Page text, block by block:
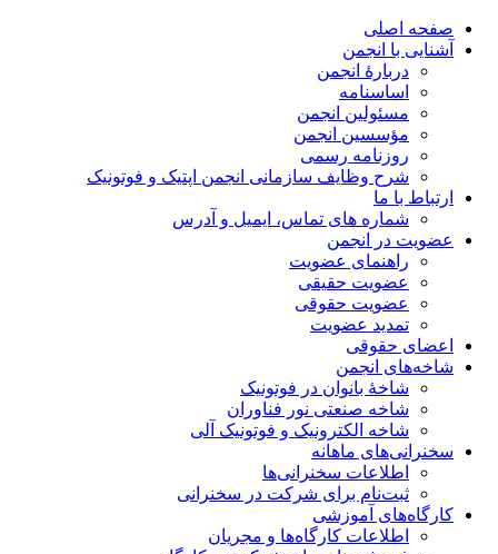
صفحه اصلی
آشنایی با انجمن
دربارۀ انجمن
اساسنامه
مسئولین انجمن
مؤسسین انجمن
روزنامه رسمی
شرح وظایف سازمانی انجمن اپتیک و فوتونیک
ارتباط با ما
شماره های تماس، ایمیل و آدرس
عضویت در انجمن
راهنمای عضویت
عضویت حقیقی
عضویت حقوقی
تمدید عضویت
اعضای حقوقی
شاخه‌های انجمن
شاخۀ بانوان در فوتونیک
شاخه صنعتی نور فناوران
شاخه‌ الکترونیک و فوتونیک آلی
سخنرانی‌های ماهانه
اطلاعات سخنرانی‌‌ها
ثبت‌نام برای شرکت در سخنرانی
کارگاه‌های آموزشی
اطلاعات کارگاه‌ها و مجریان